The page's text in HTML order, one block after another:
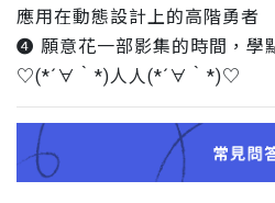
應用在動態設計上的高階勇者
❹ 願意花一部影集的時間，學
♡(*´∀｀*)⼈人(*´∀｀*)♡